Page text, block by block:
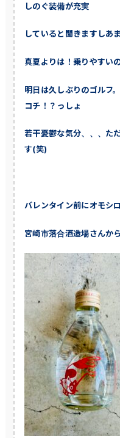
しのぐ装備が充実
していると聞きますしあ
真夏よりは！乗りやすい
明日は久しぶりのゴルフ
コチ！？っしょ
若干憂鬱な気分、、、た
す(笑)
バレンタイン前にオモシ
宮崎市落合酒造場さんから